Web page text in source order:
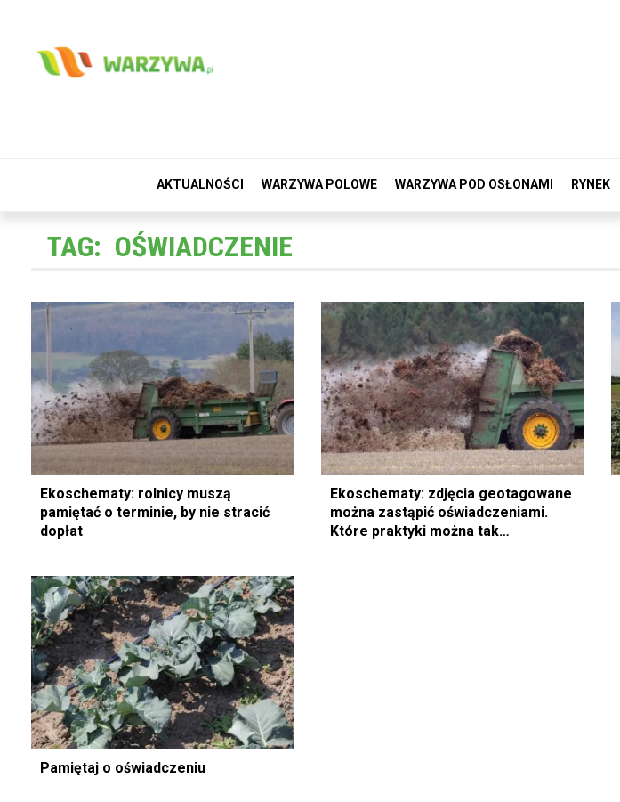
AKTUALNOŚCI WARZYWA POLOWE WARZYWA POD OSŁONAMI RYNEK
TAG: OŚWIADCZENIE
Ekoschematy: rolnicy muszą
pamiętać o terminie, by nie stracić
dopłat
Ekoschematy: zdjęcia geotagowane
można zastąpić oświadczeniami.
Które praktyki można tak
Pamiętaj o oświadczeniu